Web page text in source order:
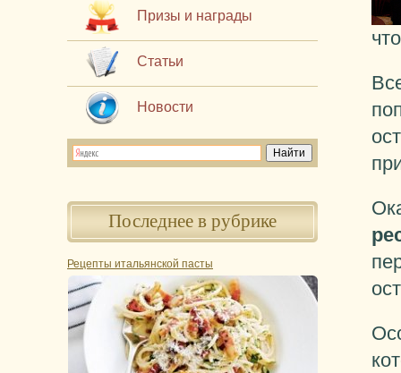
Призы и награды
Статьи
Новости
Последнее в рубрике
Рецепты итальянской пасты